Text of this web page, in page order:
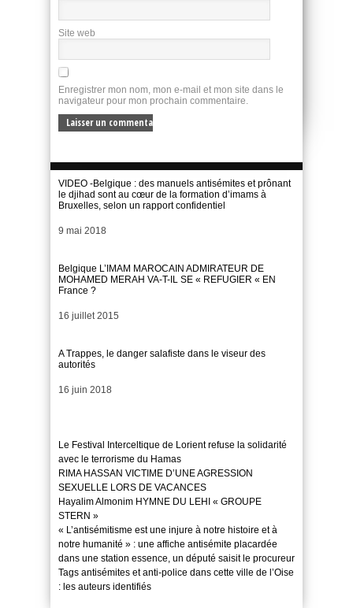
Site web
Enregistrer mon nom, mon e-mail et mon site dans le
navigateur pour mon prochain commentaire.
VIDEO -Belgique : des manuels antisémites et prônant
le djihad sont au cœur de la formation d’imams à
Bruxelles, selon un rapport confidentiel
Date
9 mai 2018
Belgique L’IMAM MAROCAIN ADMIRATEUR DE
MOHAMED MERAH VA-T-IL SE « REFUGIER « EN
France ?
Date
16 juillet 2015
A Trappes, le danger salafiste dans le viseur des
autorités
Date
16 juin 2018
Le Festival Interceltique de Lorient refuse la solidarité
avec le terrorisme du Hamas
RIMA HASSAN VICTIME D’UNE AGRESSION
SEXUELLE LORS DE VACANCES
Hayalim Almonim HYMNE DU LEHI « GROUPE
STERN »
« L’antisémitisme est une injure à notre histoire et à
notre humanité » : une affiche antisémite placardée
dans une station essence, un député saisit le procureur
Tags antisémites et anti-police dans cette ville de l’Oise
: les auteurs identifiés